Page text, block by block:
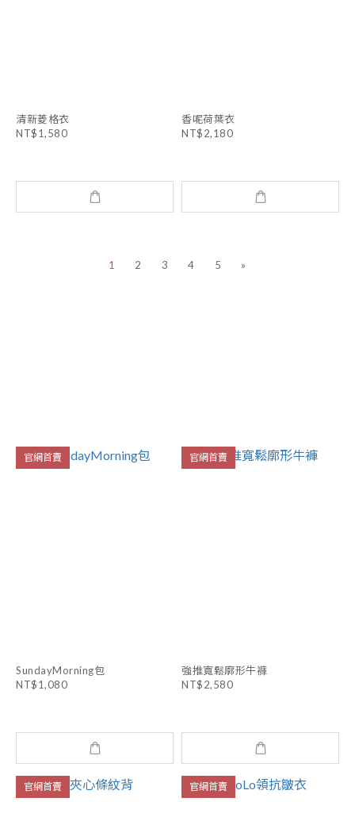
清新菱格衣
NT$1,580
香呢荷葉衣
NT$2,180
1 2 3 4 5 »
官網首賣
SundayMorning包
NT$1,080
官網首賣
強推寬鬆廓形牛褲
NT$2,580
官網首賣 官網首賣